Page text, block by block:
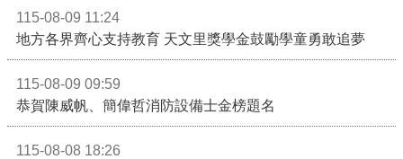
115-08-09 11:24
地方各界齊心支持教育 天文里獎學金鼓勵學童勇敢追夢
115-08-09 09:59
恭賀陳威帆、簡偉哲消防設備士金榜題名
115-08-08 18:26